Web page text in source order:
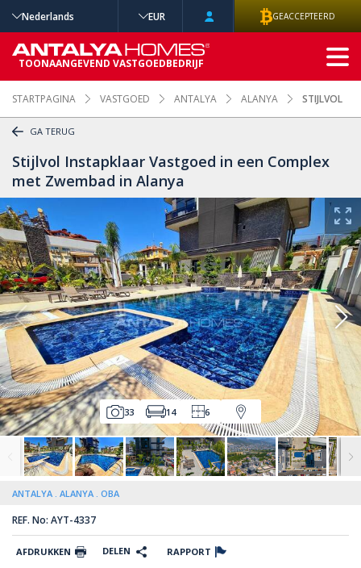
STARTPAGINA VASTGOED ANTALYA ALANYA STIJLVOL
GA TERUG
Stijlvol Instapklaar Vastgoed in een Complex
met Zwembad in Alanya
33 14 6
ANTALYA ALANYA OBA
REF. No: AYT-4337
AFDRUKKEN DELEN RAPPORT
Nederlands EUR GEACCEPTEERD
TOONAANGEVEND VASTGOEDBEDRIJF
GEAVANCEERD
ZOEKEN